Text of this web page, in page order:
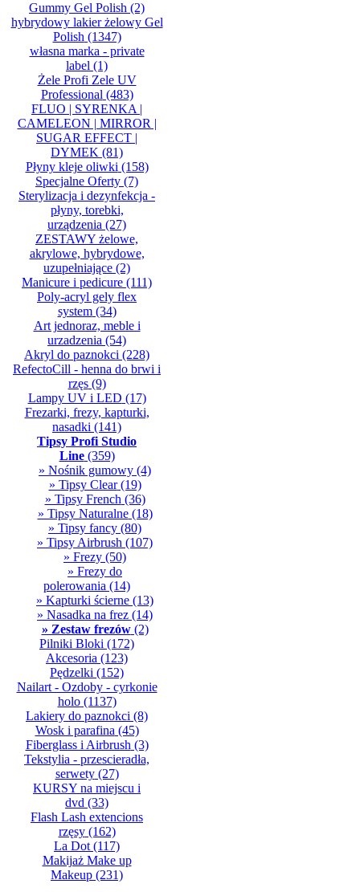
Gummy Gel Polish (2)
hybrydowy lakier żelowy Gel
Polish (1347)
własna marka - private
label (1)
Żele Profi Zele UV
Professional (483)
FLUO | SYRENKA |
CAMELEON | MIRROR |
SUGAR EFFECT |
DYMEK (81)
Płyny kleje oliwki (158)
Specjalne Oferty (7)
Sterylizacja i dezynfekcja -
płyny, torebki,
urządzenia (27)
ZESTAWY żelowe,
akrylowe, hybrydowe,
uzupełniające (2)
Manicure i pedicure (111)
Poly-acryl gely flex
system(34)
Art jednoraz, meble i
urzadzenia (54)
Akryl do paznokci (228)
RefectoCill - henna do brwi i
rzęs(9)
Lampy UV i LED (17)
Frezarki, frezy, kapturki,
nasadki (141)
Tipsy Profi Studio
Line(359)
» Nośnik gumowy (4)
» Tipsy Clear(19)
» Tipsy French (36)
» Tipsy Naturalne(18)
» Tipsy fancy (80)
» Tipsy Airbrush (107)
» Frezy (50)
» Frezy do
polerowania (14)
» Kapturki ścierne (13)
» Nasadka na frez (14)
» Zestaw frezów(2)
Pilniki Bloki (172)
Akcesoria (123)
Pędzelki (152)
Nailart - Ozdoby - cyrkonie
holo(1137)
Lakiery do paznokci (8)
Wosk i parafina (45)
Fiberglass i Airbrush (3)
Tekstylia - przescieradła,
serwety(27)
KURSY na miejscu i
dvd (33)
Flash Lash extencions
rzęsy(162)
La Dot (117)
Makijaż Make up
Makeup (231)